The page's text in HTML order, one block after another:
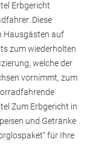
Erbgericht
Diese
Hausgästen auf
zum wiederholten
welche der
vornimmt, zum
Zum Erbgericht in
und Getränke
für Ihre